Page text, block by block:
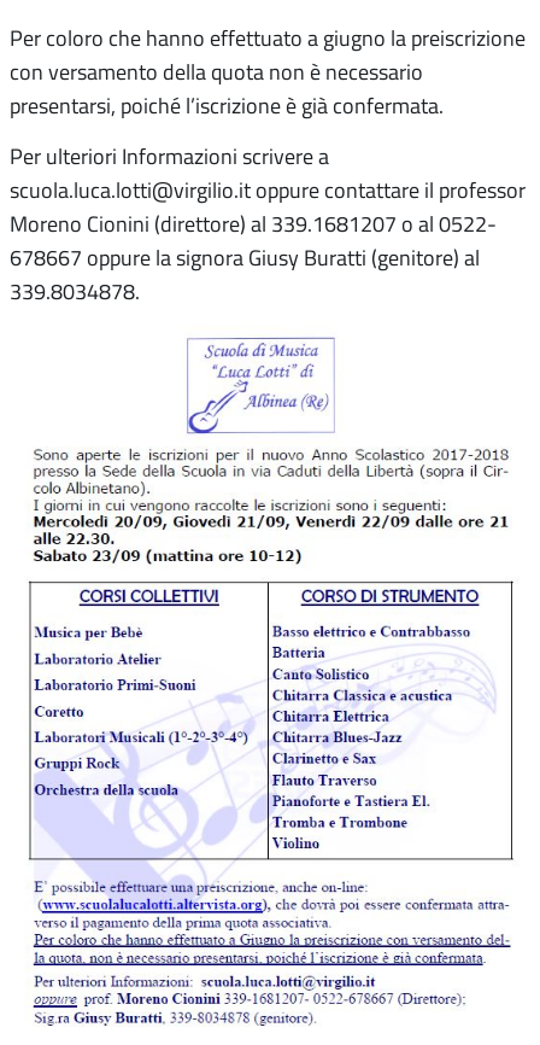
Per coloro che hanno effettuato a giugno la preiscrizione
con versamento della quota non è necessario
presentarsi, poiché l’iscrizione è già confermata.
Per ulteriori Informazioni scrivere a
scuola.luca.lotti@virgilio.it oppure contattare il professor
Moreno Cionini (direttore) al 339.1681207 o al 0522-
678667 oppure la signora Giusy Buratti (genitore) al
339.8034878.